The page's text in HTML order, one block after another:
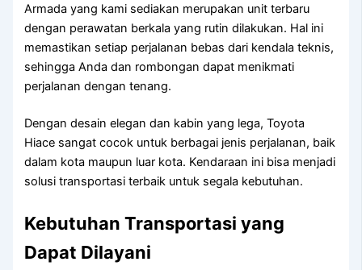
Armada yang kami sediakan merupakan unit terbaru
dengan perawatan berkala yang rutin dilakukan. Hal ini
memastikan setiap perjalanan bebas dari kendala teknis,
sehingga Anda dan rombongan dapat menikmati
perjalanan dengan tenang.
Dengan desain elegan dan kabin yang lega, Toyota
Hiace sangat cocok untuk berbagai jenis perjalanan, baik
dalam kota maupun luar kota. Kendaraan ini bisa menjadi
solusi transportasi terbaik untuk segala kebutuhan.
Kebutuhan Transportasi yang
Dapat Dilayani